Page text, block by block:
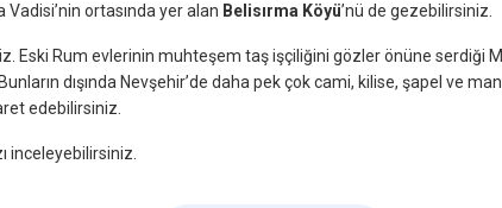
ortasında yer alan Belisırma Köyü’nü de gezebilirsiniz.
Eski Rum evlerinin muhteşem taş işçiliğini gözler önüne serdiği
dışında Nevşehir’de daha pek çok cami, kilise, şapel ve
edebilirsiniz.
inceleyebilirsiniz.